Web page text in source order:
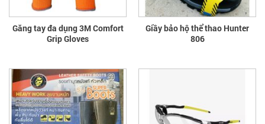
Găng tay đa dụng 3M Comfort
Grip Gloves
Giầy bảo hộ thể thao Hunter
806